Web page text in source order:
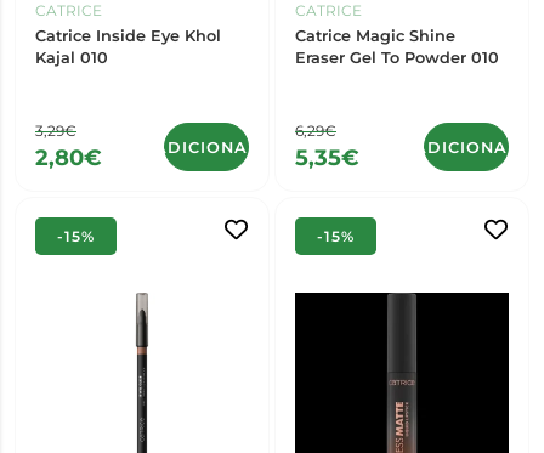
CATRICE
Catrice Inside Eye Khol
Kajal 010
3,29€
2,80€ ADICIONAR
CATRICE
Catrice Magic Shine
Eraser Gel To Powder 010
6,29€
5,35€ ADICIONAR
-15% -15%